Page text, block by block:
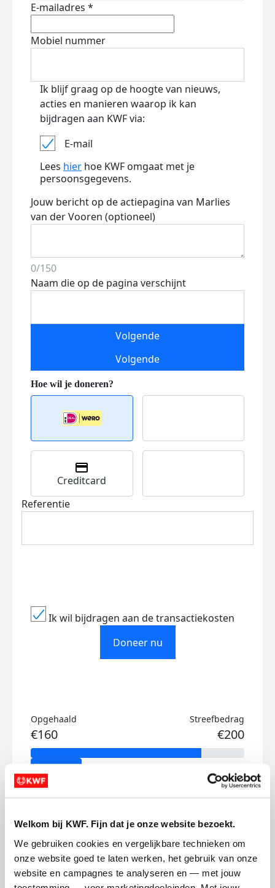
Welkom bij KWF. Fijn dat je onze website bezoekt.
We gebruiken cookies en vergelijkbare technieken om
onze website goed te laten werken, het gebruik van onze
website en campagnes te analyseren en — met jouw
E-mailadres *
Mobiel nummer
Ik blijf graag op de hoogte van nieuws,
acties en manieren waarop ik kan
bijdragen aan KWF via:
E-mail
Lees hier hoe KWF omgaat met je
persoonsgegevens.
Jouw bericht op de actiepagina van Marlies
van der Vooren (optioneel)
0/150
Naam die op de pagina verschijnt
Volgende
Volgende
Creditcard
Referentie
Ik wil bijdragen aan de transactiekosten
Doneer nu
Opgehaald
€160
Streefbedrag
€200